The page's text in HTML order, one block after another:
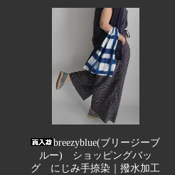
breezyblue(ブリージーブ
ルー) ショッピングバッ
グ にじみ手捺染｜撥水加工